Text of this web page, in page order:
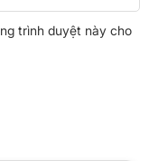
trình duyệt này cho